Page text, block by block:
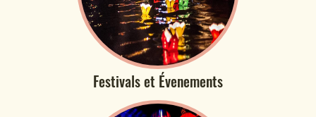
Festivals et Évenements